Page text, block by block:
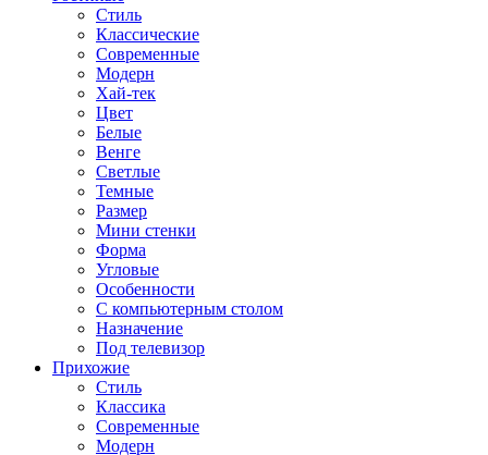
Стиль
Классические
Современные
Модерн
Хай-тек
Цвет
Белые
Венге
Светлые
Темные
Размер
Мини стенки
Форма
Угловые
Особенности
С компьютерным столом
Назначение
Под телевизор
Прихожие
Стиль
Классика
Современные
Модерн